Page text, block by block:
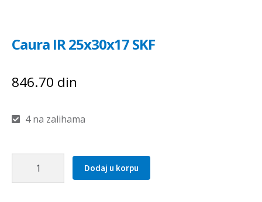
Caura IR 25x30x17 SKF
846.70 din
4 na zalihama
Dodaj u korpu